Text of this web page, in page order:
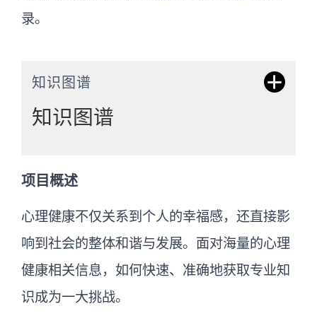
录。
知识图谱
知识图谱
识的结构化方式。节点代表实体（如疾
病、症状），边代表实体之间的关系。
Neo4j是使用率最高的图数据库系统，支持
Cypher查询语言进行复杂图查询，广泛应
用于智能问答、推荐系统等场景。
项目概述
心理健康不仅关系到个人的幸福感，还直接影
响到社会的整体和谐与发展。面对海量的心理
健康相关信息，如何快速、准确地获取专业知
识成为一大挑战。